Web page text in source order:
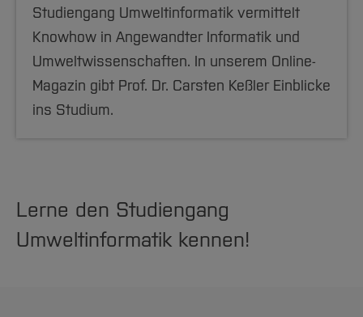
Studiengang Umweltinformatik vermittelt
Knowhow in Angewandter Informatik und
Umweltwissenschaften. In unserem Online-
Magazin gibt Prof. Dr. Carsten Keßler Einblicke
ins Studium.
Lerne den Studiengang
Umweltinformatik kennen!